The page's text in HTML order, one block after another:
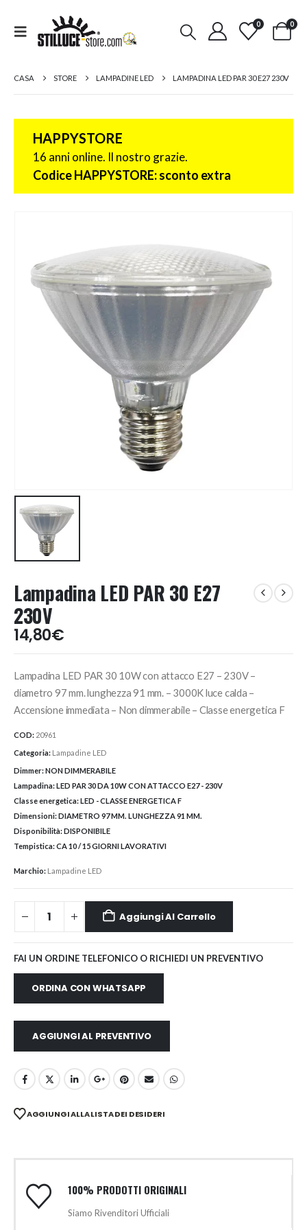
0 0
CASA STORE LAMPADINE LED LAMPADINA LED PAR 30 E27 230V
HAPPYSTORE
16 anni online. Il nostro grazie.
Codice HAPPYSTORE: sconto extra
Lampadina LED PAR 30 E27
230V
14,80€
Lampadina LED PAR 30 10W con attacco E27 – 230V –
diametro 97 mm. lunghezza 91 mm. – 3000K luce calda –
Accensione immediata – Non dimmerabile – Classe energetica F
COD: 20961
Categoria: Lampadine LED
Dimmer:NON DIMMERABILE
Lampadina:LED PAR 30 DA 10W CON ATTACCO E27 - 230V
Classe energetica:LED - CLASSE ENERGETICA F
Dimensioni:DIAMETRO 97 MM. LUNGHEZZA 91 MM.
Disponibilità:DISPONIBILE
Tempistica:CA 10 / 15 GIORNI LAVORATIVI
Marchio: Lampadine LED
Aggiungi Al Carrello
FAI UN ORDINE TELEFONICO O RICHIEDI UN PREVENTIVO
ORDINA CON WHATSAPP
AGGIUNGI AL PREVENTIVO
AGGIUNGI ALLA LISTA DEI DESIDERI
100% PRODOTTI ORIGINALI
Siamo Rivenditori Ufficiali